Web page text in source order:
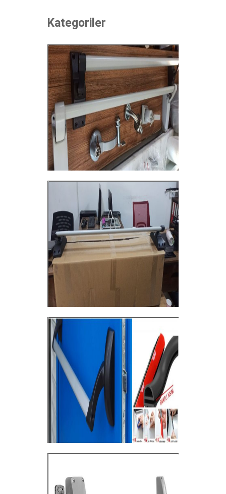
Kategoriler
Çekmeköy panik bar satışı
+
Ümraniye Panik Bar Satışı
+
Satışı